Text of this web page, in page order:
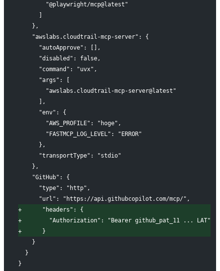
       "@playwright/mcp@latest"
   },
   "awslabs.cloudtrail-mcp-server": {
     "autoApprove": [],
     "disabled": false,
     "command": "uvx",
     "args": [
       "awslabs.cloudtrail-mcp-server@latest"
     ],
     "env": {
       "AWS_PROFILE": "hoge",
       "FASTMCP_LOG_LEVEL": "ERROR"
     },
     "transportType": "stdio"
   },
   "GitHub": {
     "type": "http",
     "url": "https://api.githubcopilot.com/mcp/",
+
      "headers": {
+
        "Authorization": "Bearer github_pat_11 ... LAT"
+
      }
   }
}
}